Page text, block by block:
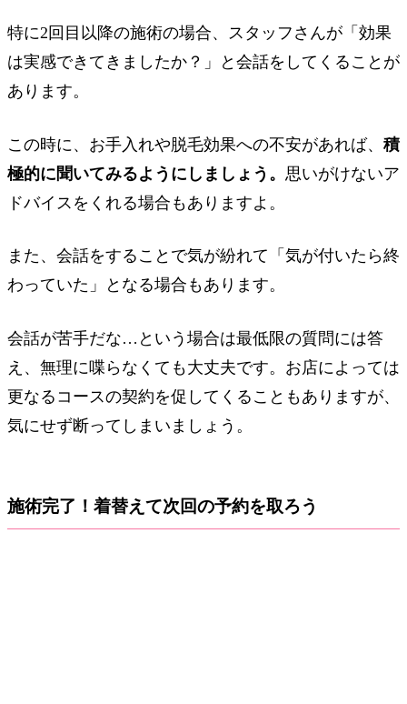
特に2回目以降の施術の場合、スタッフさんが「効果
は実感できてきましたか？」と会話をしてくることが
あります。
この時に、お手入れや脱毛効果への不安があれば、 積
極的に聞いてみるようにしましょう。 思いがけないア
ドバイスをくれる場合もありますよ。
また、会話をすることで気が紛れて「気が付いたら終
わっていた」となる場合もあります。
会話が苦手だな…という場合は最低限の質問には答
え、無理に喋らなくても大丈夫です。お店によっては
更なるコースの契約を促してくることもありますが、
気にせず断ってしまいましょう。
施術完了！着替えて次回の予約を取ろう